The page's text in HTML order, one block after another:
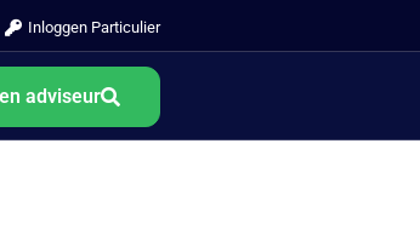
Inloggen Particulier
adviseur